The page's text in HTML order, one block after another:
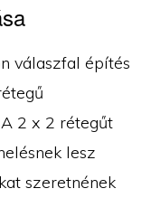
válaszfal építés
2 x 2 rétegűt
lesz
szeretnének